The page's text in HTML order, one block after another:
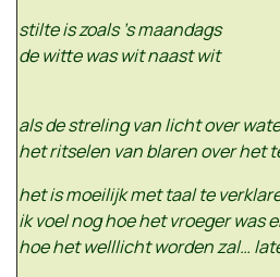
stilte is zoals ’s maandags
de witte was wit naast wit
als de streling van licht over
het ritselen van blaren over het
het is moeilijk met taal te
ik voel nog hoe het vroeger was
hoe het welllicht worden zal…